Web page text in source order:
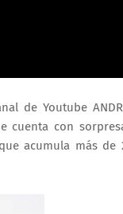
de Youtube
cuenta con
acumula más de